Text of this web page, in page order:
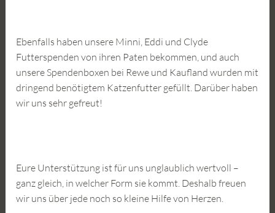
Ebenfalls haben unsere Minni, Eddi und Clyde
Futterspenden von ihren Paten bekommen, und auch
unsere Spendenboxen bei Rewe und Kaufland wurden mit
dringend benötigtem Katzenfutter gefüllt. Darüber haben
wir uns sehr gefreut!
Eure Unterstützung ist für uns unglaublich wertvoll –
ganz gleich, in welcher Form sie kommt. Deshalb freuen
wir uns über jede noch so kleine Hilfe von Herzen.